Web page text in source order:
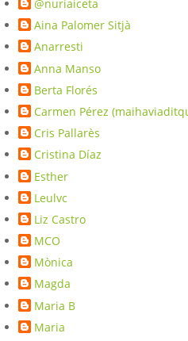
@nuriaiceta
Aina Palomer Sitjà
Anarresti
Anna Manso
Berta Florés
Carmen Pérez
Cris Pallarès
Cristina Díaz
Esther
Leulvc
Liz Castro
MCO
Mònica
Magda
Maria B
Maria